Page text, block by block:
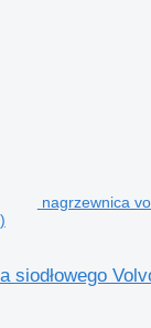
nagrzewnica